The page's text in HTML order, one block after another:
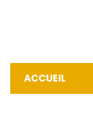
ACCUEIL